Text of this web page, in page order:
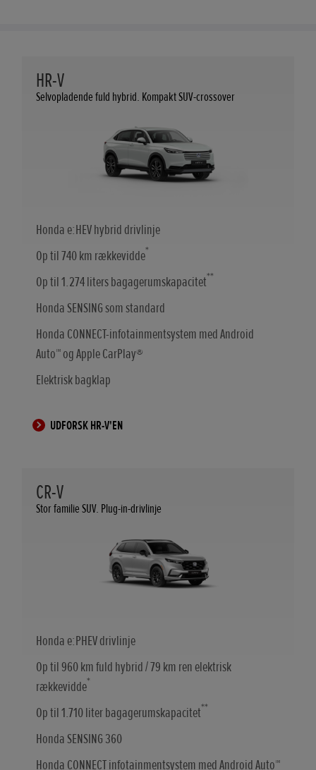
HR-V
Selvopladende fuld hybrid. Kompakt SUV-crossover
Honda e:HEV hybrid drivlinje
Op til 740 km rækkevidde*
Op til 1.274 liters bagagerumskapacitet**
Honda SENSING som standard
Honda CONNECT-infotainmentsystem med Android
Auto™ og Apple CarPlay®
Elektrisk bagklap
UDFORSK HR-V'EN
CR-V
Stor familie SUV. Plug-in-drivlinje
Honda e:PHEV drivlinje
Op til 960 km fuld hybrid / 79 km ren elektrisk
rækkevidde*
Op til 1.710 liter bagagerumskapacitet**
Honda SENSING 360
Honda CONNECT infotainmentsystem med Android Auto™